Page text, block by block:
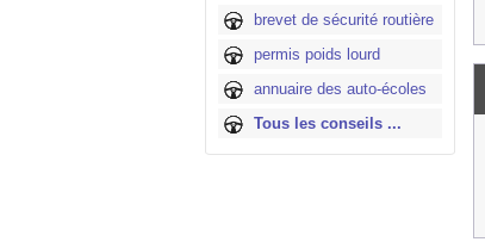
brevet de sécurité routière
permis poids lourd
annuaire des auto-écoles
Tous les conseils ...